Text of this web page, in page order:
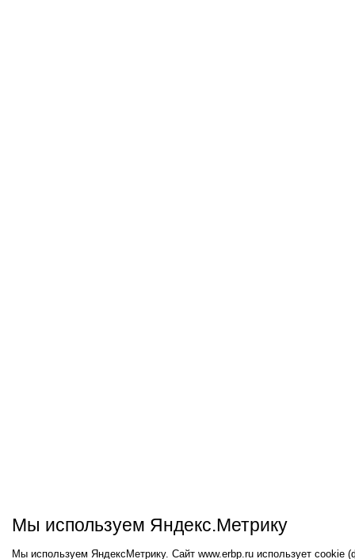
Мы используем Яндекс.Метрику
Мы используем ЯндексМетрику. Сайт www.erbp.ru использует